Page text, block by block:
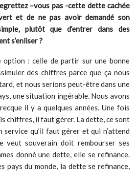
–vous pas -cette dette cachée
et de ne pas avoir demandé son
plutôt que d’entrer dans des
s’enliser ?
option : celle de partir sur une bonne
des chiffres parce que ça nous
et nous serions peut-être dans une
une situation ingérable. Nous avons
il y a quelques années. Une fois
chiffres, il faut gérer. La dette, ce sont
service qu’il faut gérer et qui n’attend
veut souverain doit rembourser ses
donné une dette, elle se refinance.
pays du monde, la dette se refinance,